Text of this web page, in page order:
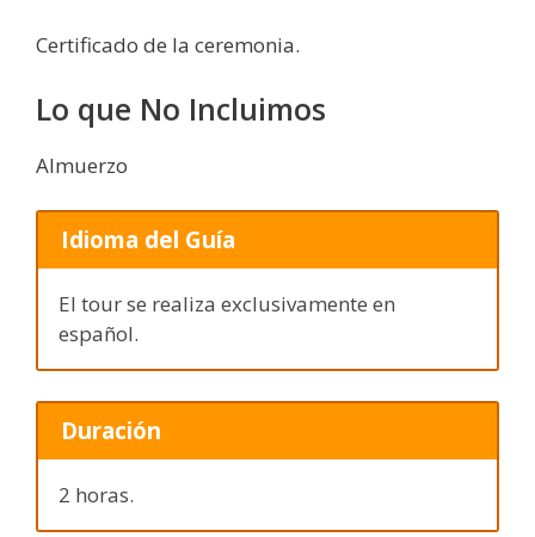
Certificado de la ceremonia.
Lo que No Incluimos
Almuerzo
Idioma del Guía
El tour se realiza exclusivamente en
español.
Duración
2 horas.